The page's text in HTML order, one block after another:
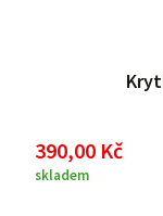
390,00 Kč
skladem